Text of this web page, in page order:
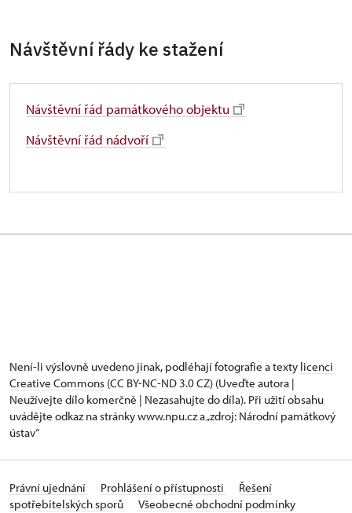
Návštěvní řády ke stažení
Návštěvní řád památkového objektu
Návštěvní řád nádvoří
Není-li výslovně uvedeno jinak, podléhají fotografie a texty licenci
Creative Commons (CC BY-NC-ND 3.0 CZ) (Uveďte autora |
Neužívejte dílo komerčně | Nezasahujte do díla). Při užití obsahu
uvádějte odkaz na stránky www.npu.cz a „zdroj: Národní památkový
ústav“
Právní ujednání Prohlášení o přístupnosti
Řešení
spotřebitelských sporů
Všeobecné obchodní podmínky